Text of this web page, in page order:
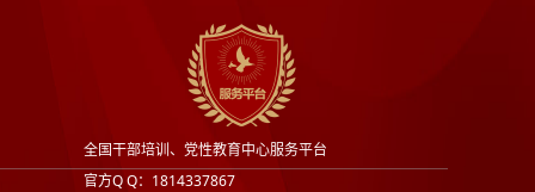
全国干部培训、党性教育中心服务平台
官方Q Q：1814337867